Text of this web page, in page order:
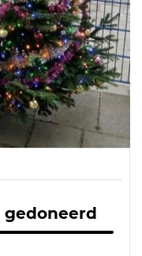
gedoneerd